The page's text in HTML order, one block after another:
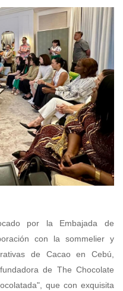
por la Embajada de
con la sommelier y
de Cacao en Cebú,
de The Chocolate
que con exquisita